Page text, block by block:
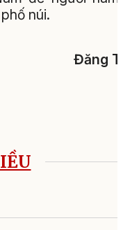
núi.
Đăng